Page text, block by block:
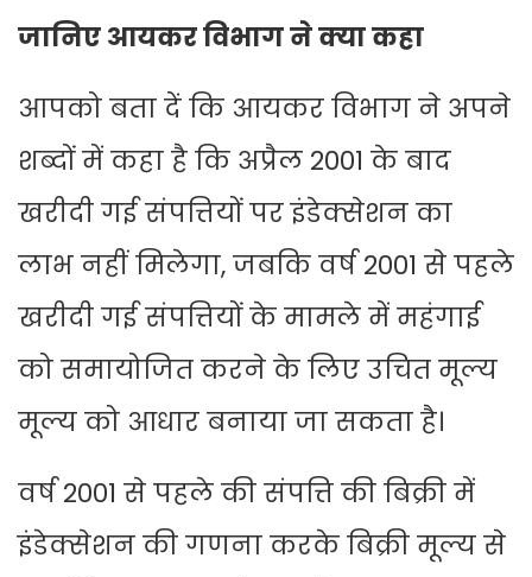
जानिए आयकर विभाग ने क्या कहा
आपको बता दें कि आयकर विभाग ने अपने
शब्दों में कहा है कि अप्रैल 2001 के बाद
खरीदी गई संपत्तियों पर इंडेक्सेशन का
लाभ नहीं मिलेगा, जबकि वर्ष 2001 से पहले
खरीदी गई संपत्तियों के मामले में महंगाई
को समायोजित करने के लिए उचित मूल्य
मूल्य को आधार बनाया जा सकता है।
वर्ष 2001 से पहले की संपत्ति की बिक्री में
इंडेक्सेशन की गणना करके बिक्री मूल्य से